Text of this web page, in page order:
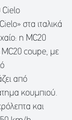
Cielo
στα ιταλικά
η MC20
MC20 coupe, με
από
κουμπιού.
και